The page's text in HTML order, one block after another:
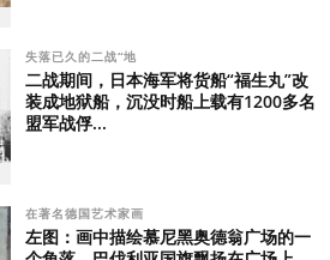
失落已久的二战“地
二战期间，日本海军将货船“福生丸”改
装成地狱船，沉没时船上载有1200多名
盟军战俘...
在著名德国艺术家画
左图：画中描绘慕尼黑奥德翁广场的一